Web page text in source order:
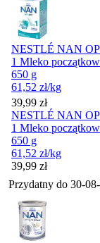
NESTLÉ NAN
1 Mleko
650 g
61,52 zł/kg
Cena
39,99 zł
NESTLÉ NAN
1 Mleko
650 g
61,52 zł/kg
Cena
39,99 zł
Przydatny do 30-